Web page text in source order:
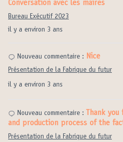
il y a environ 3 ans
Conversation avec les maires
Bureau Exécutif 2023
il y a environ 3 ans
Nouveau commentaire : Nice
Présentation de la Fabrique du futur
Nouveau commentaire :
Thank
and production process of the
Présentation de la Fabrique du futur